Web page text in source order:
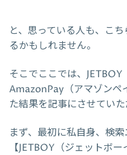
と、思っている人も、こ
るかもしれません。
そこでここでは、
AmazonPay（アマゾンペ
た結果を記事にさせていた
まず、最初に私自身、検索
【JETBOY（ジェットボ